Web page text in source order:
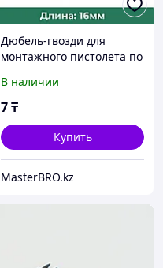
Дюбель-гвозди для
монтажного пистолета по
мм
В наличии
7₸
Купить
MasterBRO.kz